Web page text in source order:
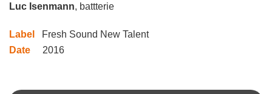
Luc Isenmann, battterie
Label
Fresh Sound New Talent
Date 2016